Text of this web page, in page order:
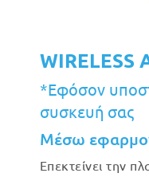
WIRELESS
*Εφόσον
συσκευή σας
Μέσω
Επεκτείνει την